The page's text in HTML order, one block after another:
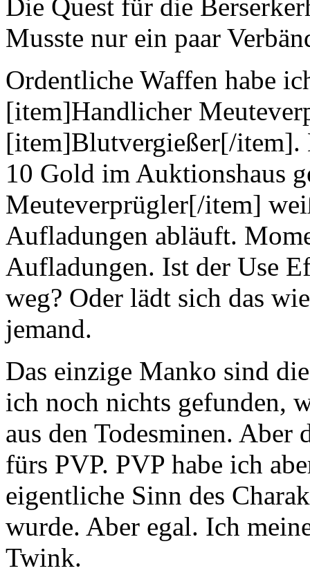
Die Quest für die
Musste nur ein paar
Ordentliche Waffen habe
[item]Handlicher
[item]Blutvergießer[/item].
10 Gold im Auktionshaus
Meuteverprügler[/item]
Aufladungen abläuft.
Aufladungen. Ist der Use
weg? Oder lädt sich das
jemand.
Das einzige Manko sind
ich noch nichts gefunden,
aus den Todesminen.
fürs PVP. PVP habe ich
eigentliche Sinn des
wurde. Aber egal. Ich
Twink.